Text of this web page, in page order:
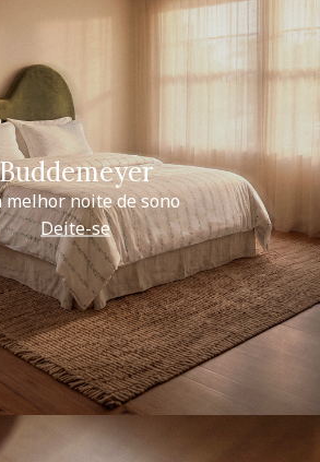
melhor noite de sono
Deite-se